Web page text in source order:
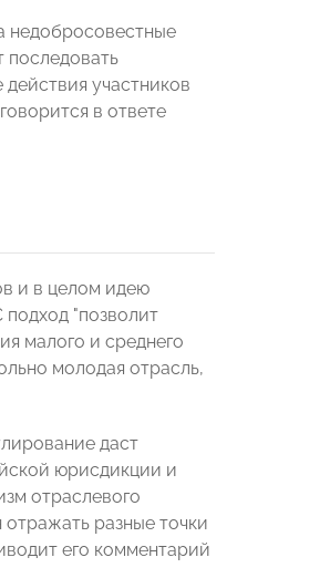
недобросовестные
последовать
участников
в ответе
и в целом идею
"позволит
малого и среднего
молодая отрасль,
даст
юрисдикции и
отраслевого
разные точки
его комментарий